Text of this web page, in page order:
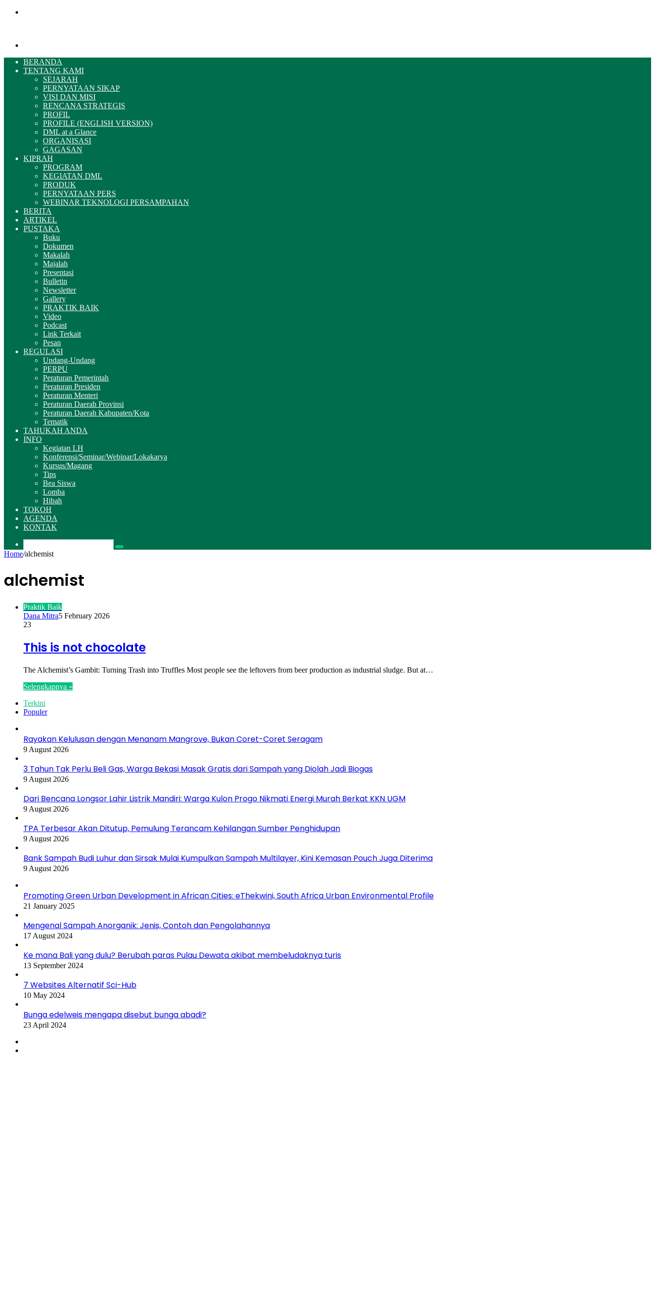
BERANDA
TENTANG KAMI
SEJARAH
PERNYATAAN SIKAP
VISI DAN MISI
RENCANA STRATEGIS
PROFIL
PROFILE (ENGLISH VERSION)
DML at a Glance
ORGANISASI
GAGASAN
KIPRAH
PROGRAM
KEGIATAN DML
PRODUK
PERNYATAAN PERS
WEBINAR TEKNOLOGI PERSAMPAHAN
BERITA
ARTIKEL
PUSTAKA
Buku
Dokumen
Makalah
Majalah
Presentasi
Bulletin
Newsletter
Gallery
PRAKTIK BAIK
Video
Podcast
Link Terkait
Pesan
REGULASI
Undang-Undang
PERPU
Peraturan Pemerintah
Peraturan Presiden
Peraturan Menteri
Peraturan Daerah Provinsi
Peraturan Daerah Kabupaten/Kota
Tematik
TAHUKAH ANDA
INFO
Kegiatan LH
Konferensi/Seminar/Webinar/Lokakarya
Kursus/Magang
Tips
Bea Siswa
Lomba
Hibah
TOKOH
AGENDA
KONTAK
Pencarian
Home/alchemist
alchemist
Praktik Baik
Dana Mitra5 February 2026
23
This is not chocolate
The Alchemist’s Gambit: Turning Trash into Truffles Most people see the leftovers from beer production as industrial sludge. But at…
Selengkapnya »
Terkini
Populer
Rayakan Kelulusan dengan Menanam Mangrove, Bukan Coret-Coret Seragam
9 August 2026
3 Tahun Tak Perlu Beli Gas, Warga Bekasi Masak Gratis dari Sampah yang Diolah Jadi Biogas
9 August 2026
Dari Bencana Longsor Lahir Listrik Mandiri: Warga Kulon Progo Nikmati Energi Murah Berkat KKN UGM
9 August 2026
TPA Terbesar Akan Ditutup, Pemulung Terancam Kehilangan Sumber Penghidupan
9 August 2026
Bank Sampah Budi Luhur dan Sirsak Mulai Kumpulkan Sampah Multilayer, Kini Kemasan Pouch Juga Diterima
9 August 2026
Promoting Green Urban Development in African Cities: eThekwini, South Africa Urban Environmental Profile
21 January 2025
Mengenal Sampah Anorganik: Jenis, Contoh dan Pengolahannya
17 August 2024
Ke mana Bali yang dulu? Berubah paras Pulau Dewata akibat membeludaknya turis
13 September 2024
7 Websites Alternatif Sci-Hub
10 May 2024
Bunga edelweis mengapa disebut bunga abadi?
23 April 2024